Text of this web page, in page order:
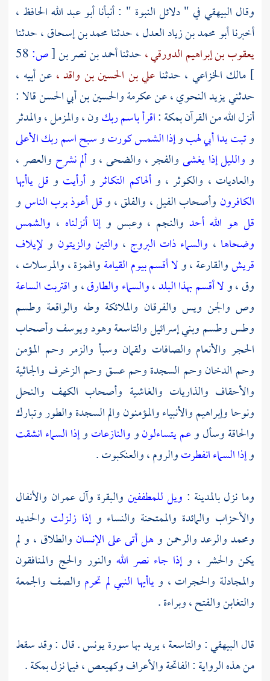
وقال البيهقيفي " دلائل النبوة " : أنبأناأبو عبد الله الحافظ ،
أخبرناأبو محمد بن زياد العدل ،حدثنامحمد بن إسحاق ،حدثنا
يعقوب بن إبراهيم الدورقي ،حدثناأحمد بن نصر بن[ص:58
] مالك الخزاعي ، حدثنا علي بن الحسين بن واقد ، عن أبيه ،
حدثنييزيد النحوي ،عنعكرمةوالحسين بن أبي الحسنقالا :
أنزل الله من القرآنبمكة:اقرأ باسم ربكون ، والمزمل ، والمدثر
وتبت يدا أبي لهبوإذا الشمس كورتوسبح اسم ربك الأعلى
ووالليل إذا يغشىوالفجر ، والضحى ، وألم نشرح والعصر ،
والعاديات ، والكوثر ، وألهاكم التكاثر وأرأيت و قل ياأيها
الكافرون وأصحاب الفيل ، والفلق ، وقل أعوذ برب الناسو
قل هو الله أحد والنجم ، وعبس وإنا أنزلناه ، والشمس
وضحاها ، والسماء ذات البروج ، والتين والزيتون و لإيلاف
قريشوالقارعة ، ولا أقسم بيوم القيامةوالهمزة ، والمرسلات ،
وق ، ولا أقسم بهذا البلد،والسماء والطارق، واقتربت الساعة
وص والجن ويس والفرقان والملائكة وطه والواقعة وطسم
وطس وطسم وبني إسرائيل والتاسعة وهود ويوسف وأصحاب
الحجر والأنعام والصافات ولقمان وسبأ والزمر وحم المؤمن
وحم الدخان وحم السجدة وحم عسق وحم الزخرف والجاثية
والأحقاف والذاريات والغاشية وأصحاب الكهف والنحل
ونوحا وإبراهيم والأنبياء والمؤمنون والم السجدة والطور وتبارك
والحاقة وسأل وعم يتساءلونووالنازعاتوإذا السماء انشقت
وإذا السماء انفطرتوالروم ، والعنكبوت .
وما نزلبالمدينة : ويل للمطففين والبقرة وآل عمران والأنفال
والأحزاب والمائدة والممتحنة والنساء وإذا زلزلت والحديد
ومحمد والرعد والرحمن وهل أتى على الإنسان والطلاق ، و لم
يكن والحشر ، وإذا جاء نصر الله والنور والحج والمنافقون
والمجادلة والحجرات ، وياأيها النبي لم تحرم والصف والجمعة
والتغابن والفتح ، وبراءة .
قالالبيهقي: والتاسعة ، يريد بها سورة يونس . قال : وقد سقط
من هذه الرواية : الفاتحة والأعراف وكهيعص ، فيما نزلبمكة.